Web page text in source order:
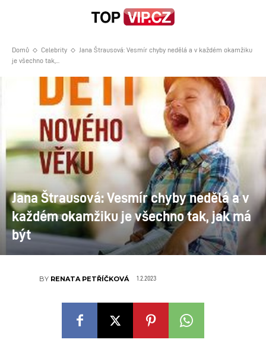
Domů Celebrity
Jana Štrausová: Vesmír chyby nedělá a v každém okamžiku
je všechno tak,...
Jana Štrausová: Vesmír chyby nedělá a v
každém okamžiku je všechno tak, jak má
být
BY RENATA PETŘÍČKOVÁ 1.2.2023